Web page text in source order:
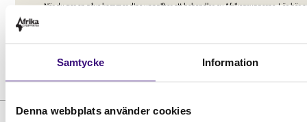
Samtycke Information
Denna webbplats använder cookies